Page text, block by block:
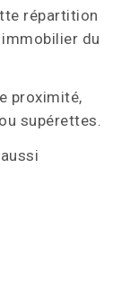
répartition
du
proximité,
supérettes.